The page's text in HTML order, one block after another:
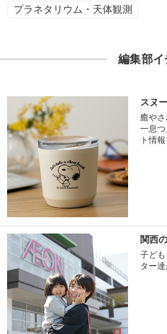
プラネタリウム・天体観測
編集部イ
スヌ
癒や
一息
ト情
関西
子ど
ター